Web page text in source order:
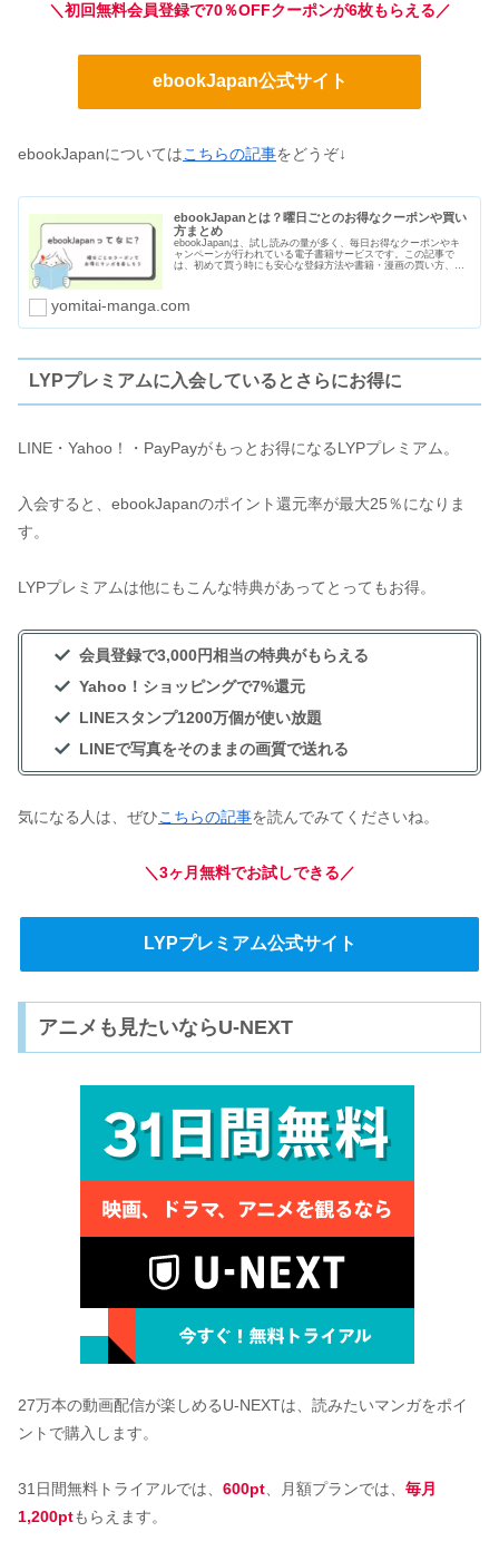
＼初回無料会員登録で70％OFFクーポンが6枚もらえる／
ebookJapan公式サイト
ebookJapanについてはこちらの記事をどうぞ↓
ebookJapanとは？曜日ごとのお得なクーポンや買い
方まとめ
ebookJapanは、試し読みの量が多く、毎日お得なクーポンやキ
ャンペーンが行われている電子書籍サービスです。この記事で
は、初めて買う時にも安心な登録方法や書籍・漫画の買い方、曜
yomitai-manga.com
LYPプレミアムに入会しているとさらにお得に
LINE・Yahoo！・PayPayがもっとお得になるLYPプレミアム。
入会すると、ebookJapanのポイント還元率が最大25％になりま
す。
LYPプレミアムは他にもこんな特典があってとってもお得。
会員登録で3,000円相当の特典がもらえる
Yahoo！ショッピングで7%還元
LINEスタンプ1200万個が使い放題
LINEで写真をそのままの画質で送れる
気になる人は、ぜひこちらの記事を読んでみてくださいね。
＼3ヶ月無料でお試しできる／
LYPプレミアム公式サイト
アニメも見たいならU-NEXT
27万本の動画配信が楽しめるU-NEXTは、読みたいマンガをポイ
ントで購入します。
31日間無料トライアルでは、 600pt、月額プランでは、 毎月
1,200ptもらえます。